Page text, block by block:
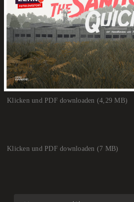
Klicken und PDF downloaden (4,29 MB)
Klicken und PDF downloaden (7 MB)